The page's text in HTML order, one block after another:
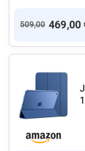
509,00 469,00